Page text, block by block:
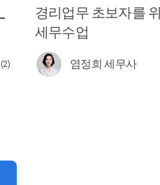
(2)
경리업무 초보자를
세무수업
염정희 세무사